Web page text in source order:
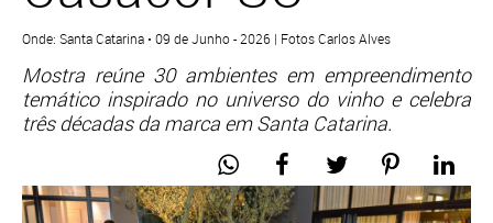
Onde: Santa Catarina • 09 de Junho - 2026 | Fotos Carlos Alves
Mostra reúne 30 ambientes em empreendimento
temático inspirado no universo do vinho e celebra
três décadas da marca em Santa Catarina.